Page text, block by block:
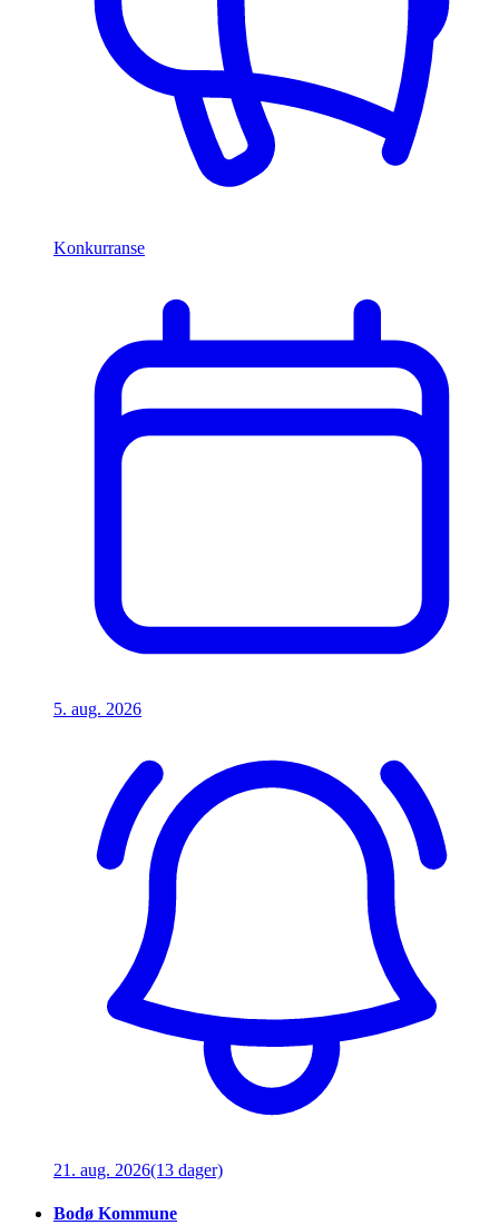
Konkurranse
5. aug. 2026
21. aug. 2026(13 dager)
Bodø Kommune